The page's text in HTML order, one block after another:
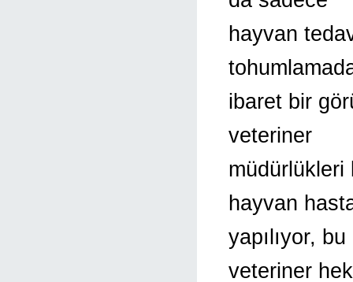
hayvan
ibaret bir
veteriner
müdürlükleri
hayvan
yapılıyor,
veteriner